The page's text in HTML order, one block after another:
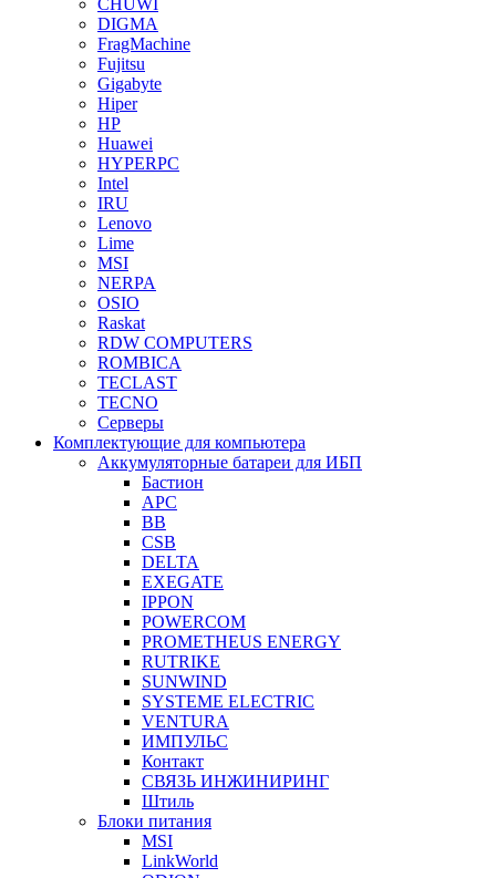
CHUWI
DIGMA
FragMachine
Fujitsu
Gigabyte
Hiper
HP
Huawei
HYPERPC
Intel
IRU
Lenovo
Lime
MSI
NERPA
OSIO
Raskat
RDW COMPUTERS
ROMBICA
TECLAST
TECNO
Серверы
Комплектующие для компьютера
Аккумуляторные батареи для ИБП
Бастион
APC
BB
CSB
DELTA
EXEGATE
IPPON
POWERCOM
PROMETHEUS ENERGY
RUTRIKE
SUNWIND
SYSTEME ELECTRIC
VENTURA
ИМПУЛЬС
Контакт
СВЯЗЬ ИНЖИНИРИНГ
Штиль
Блоки питания
MSI
LinkWorld